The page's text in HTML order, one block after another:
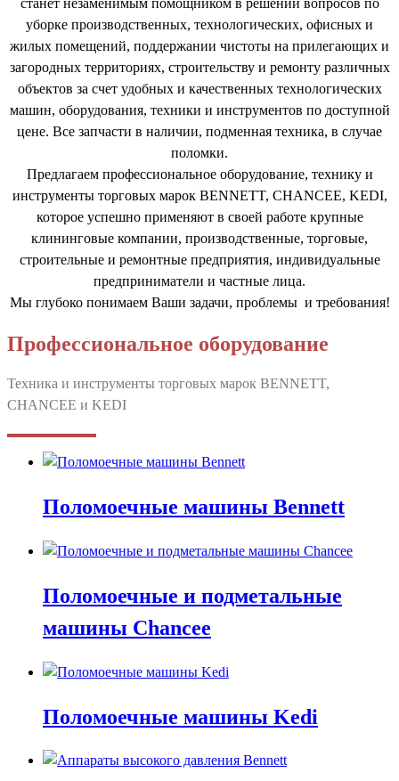
станет незаменимым помощником в решении вопросов по
уборке производственных, технологических, офисных и
жилых помещений, поддержании чистоты на прилегающих и
загородных территориях, строительству и ремонту различных
объектов за счет удобных и качественных технологических
машин, оборудования, техники и инструментов по доступной
цене. Все запчасти в наличии, подменная техника, в случае
поломки.
Предлагаем профессиональное оборудование, технику и
инструменты торговых марок BENNETT, CHANCEE, KEDI,
которое успешно применяют в своей работе крупные
клининговые компании, производственные, торговые,
строительные и ремонтные предприятия, индивидуальные
предприниматели и частные лица.
Мы глубоко понимаем Ваши задачи, проблемы и требования!
Профессиональное оборудование
Техника и инструменты торговых марок BENNETT,
CHANCEE и KEDI
Поломоечные машины Bennett
Поломоечные и подметальные
машины Chancee
Поломоечные машины Kedi